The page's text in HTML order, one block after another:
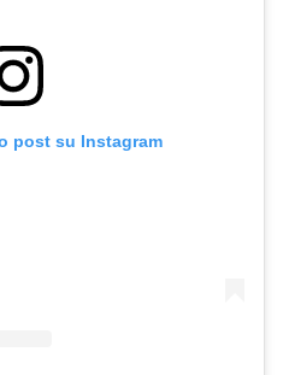
post su Instagram